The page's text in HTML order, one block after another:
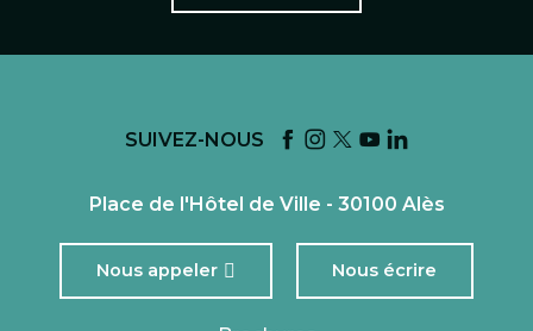
SUIVEZ-NOUS
Place de l'Hôtel de Ville - 30100 Alès
Nous appeler Nous écrire